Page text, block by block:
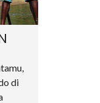
di